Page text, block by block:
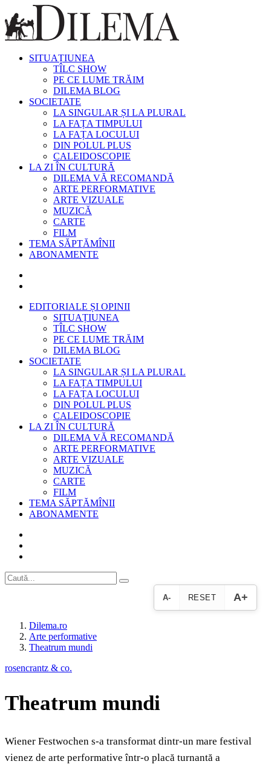
SITUAȚIUNEA
TÎLC SHOW
PE CE LUME TRĂIM
DILEMA BLOG
SOCIETATE
LA SINGULAR ȘI LA PLURAL
LA FAȚA TIMPULUI
LA FAȚA LOCULUI
DIN POLUL PLUS
CALEIDOSCOPIE
LA ZI ÎN CULTURĂ
DILEMA VĂ RECOMANDĂ
ARTE PERFORMATIVE
ARTE VIZUALE
MUZICĂ
CARTE
FILM
TEMA SĂPTĂMÎNII
ABONAMENTE
EDITORIALE ȘI OPINII
SITUAȚIUNEA
TÎLC SHOW
PE CE LUME TRĂIM
DILEMA BLOG
SOCIETATE
LA SINGULAR ȘI LA PLURAL
LA FAȚA TIMPULUI
LA FAȚA LOCULUI
DIN POLUL PLUS
CALEIDOSCOPIE
LA ZI ÎN CULTURĂ
DILEMA VĂ RECOMANDĂ
ARTE PERFORMATIVE
ARTE VIZUALE
MUZICĂ
CARTE
FILM
TEMA SĂPTĂMÎNII
ABONAMENTE
A- RESET A+
Dilema.ro
Arte performative
Theatrum mundi
rosencrantz & co.
Theatrum mundi
Wiener Festwochen s-a transformat dintr-un mare festival
vienez de arte performative într-o placă turnantă a